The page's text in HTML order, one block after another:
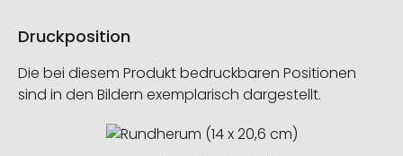
Druckposition
Die bei diesem Produkt bedruckbaren Positionen
sind in den Bildern exemplarisch dargestellt.